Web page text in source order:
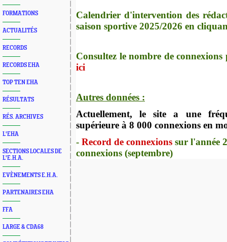
FORMATIONS
ACTUALITÉS
RECORDS
RECORDS EHA
TOP TEN EHA
RÉSULTATS
RÉS. ARCHIVES
L'EHA
SECTIONS LOCALES DE
L'E.H.A.
EVÈNEMENTS E.H.A.
PARTENAIRES EHA
FFA
LARGE & CDA68
Calendrier d'intervention des
saison sportive 2025/2026 en
Consultez le nombre de
ici
Autres données :
Actuellement, le site a une
supérieure à 8 000 connexions en
- Record de connexions sur l'année
connexions (septembre)